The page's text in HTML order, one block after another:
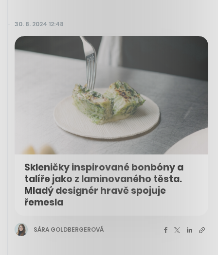
30. 8. 2024 12:48
Skleničky inspirované bonbóny a
talíře jako z laminovaného těsta.
Mladý designér hravě spojuje
řemesla
SÁRA GOLDBERGEROVÁ